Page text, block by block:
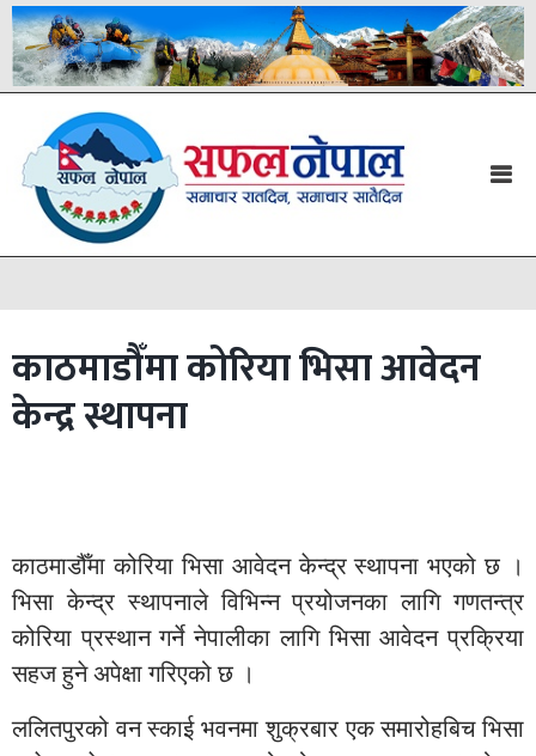
काठमाडौँमा कोरिया भिसा आवेदन
केन्द्र स्थापना
काठमाडौँमा कोरिया भिसा आवेदन केन्द्र स्थापना भएको छ ।
भिसा केन्द्र स्थापनाले विभिन्न प्रयोजनका लागि गणतन्त्र
कोरिया प्रस्थान गर्ने नेपालीका लागि भिसा आवेदन प्रक्रिया
सहज हुने अपेक्षा गरिएको छ ।
ललितपुरको वन स्काई भवनमा शुक्रबार एक समारोहबिच भिसा